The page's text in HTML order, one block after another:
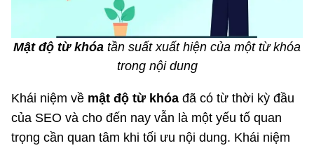
Mật độ từ khóa tần suất xuất hiện của một từ khóa
trong nội dung
Khái niệm về mật độ từ khóa đã có từ thời kỳ đầu
của SEO và cho đến nay vẫn là một yếu tố quan
trọng cần quan tâm khi tối ưu nội dung. Khái niệm